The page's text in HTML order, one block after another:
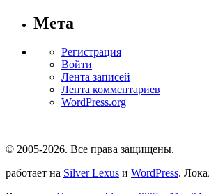
Мета
Регистрация
Войти
Лента записей
Лента комментариев
WordPress.org
© 2005-2026. Все права защищены.
работает на Silver Lexus и WordPress.